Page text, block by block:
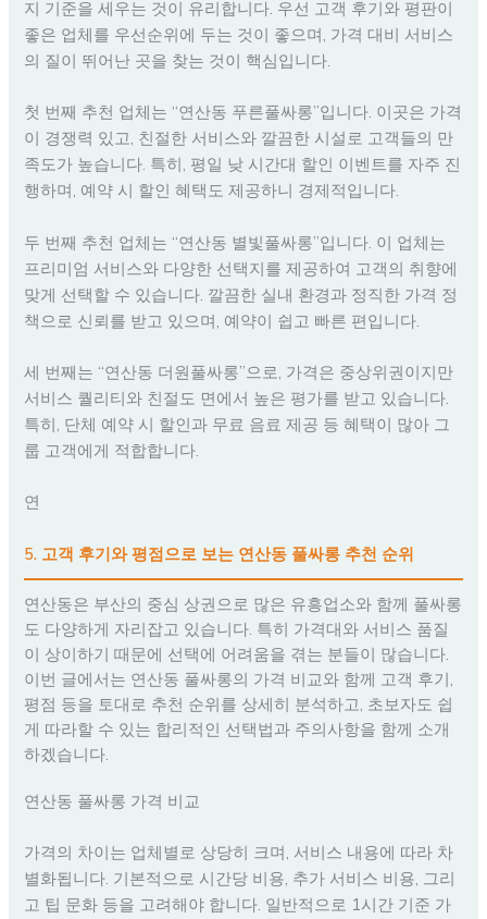
지 기준을 세우는 것이 유리합니다. 우선 고객 후기와 평판이
좋은 업체를 우선순위에 두는 것이 좋으며, 가격 대비 서비스
의 질이 뛰어난 곳을 찾는 것이 핵심입니다.
첫 번째 추천 업체는 “연산동 푸른풀싸롱”입니다. 이곳은 가격
이 경쟁력 있고, 친절한 서비스와 깔끔한 시설로 고객들의 만
족도가 높습니다. 특히, 평일 낮 시간대 할인 이벤트를 자주 진
행하며, 예약 시 할인 혜택도 제공하니 경제적입니다.
두 번째 추천 업체는 “연산동 별빛풀싸롱”입니다. 이 업체는
프리미엄 서비스와 다양한 선택지를 제공하여 고객의 취향에
맞게 선택할 수 있습니다. 깔끔한 실내 환경과 정직한 가격 정
책으로 신뢰를 받고 있으며, 예약이 쉽고 빠른 편입니다.
세 번째는 “연산동 더원풀싸롱”으로, 가격은 중상위권이지만
서비스 퀄리티와 친절도 면에서 높은 평가를 받고 있습니다.
특히, 단체 예약 시 할인과 무료 음료 제공 등 혜택이 많아 그
룹 고객에게 적합합니다.
연
5. 고객 후기와 평점으로 보는 연산동 풀싸롱 추천 순위
연산동은 부산의 중심 상권으로 많은 유흥업소와 함께 풀싸롱
도 다양하게 자리잡고 있습니다. 특히 가격대와 서비스 품질
이 상이하기 때문에 선택에 어려움을 겪는 분들이 많습니다.
이번 글에서는 연산동 풀싸롱의 가격 비교와 함께 고객 후기,
평점 등을 토대로 추천 순위를 상세히 분석하고, 초보자도 쉽
게 따라할 수 있는 합리적인 선택법과 주의사항을 함께 소개
하겠습니다.
연산동 풀싸롱 가격 비교
가격의 차이는 업체별로 상당히 크며, 서비스 내용에 따라 차
별화됩니다. 기본적으로 시간당 비용, 추가 서비스 비용, 그리
고 팁 문화 등을 고려해야 합니다. 일반적으로 1시간 기준 가